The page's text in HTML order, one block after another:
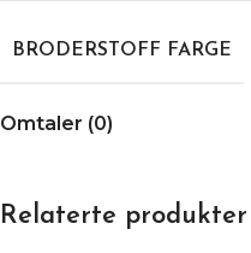
BRODERSTOFF FARGE
Omtaler (0)
Relaterte produkter